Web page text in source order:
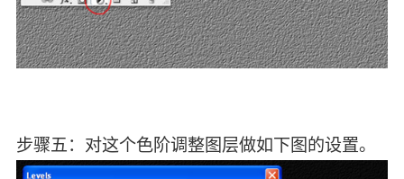
步骤五：对这个色阶调整图层做如下图的设置。